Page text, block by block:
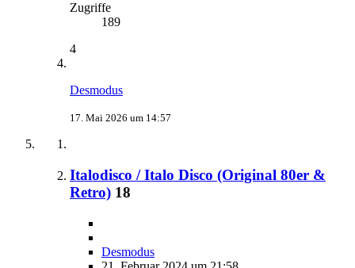
Zugriffe
189
4
Desmodus
17. Mai 2026 um 14:57
Italodisco / Italo Disco (Original 80er &
Retro) 18
Desmodus